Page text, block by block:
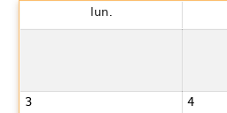
lun.
3 4